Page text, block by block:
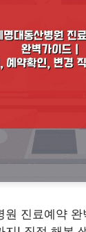
진료예약 완